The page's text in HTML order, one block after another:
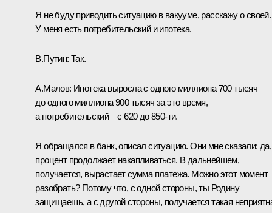
Я не буду приводить ситуацию в вакууме, расскажу о своей.
У меня есть потребительский и ипотека.
В.Путин: Так.
А.Малов: Ипотека выросла с одного миллиона 700 тысяч
до одного миллиона 900 тысяч за это время,
а потребительский – с 620 до 850-ти.
Я обращался в банк, описал ситуацию. Они мне сказали: да,
процент продолжает накапливаться. В дальнейшем,
получается, вырастает сумма платежа. Можно этот момент
разобрать? Потому что, с одной стороны, ты Родину
защищаешь, а с другой стороны, получается такая